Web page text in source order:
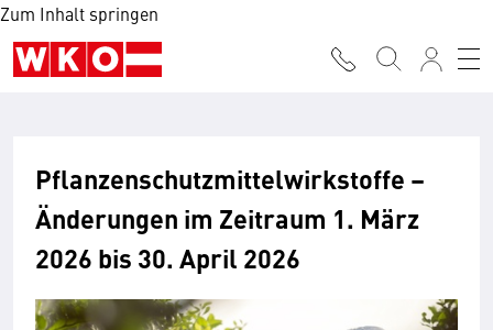
Zum Inhalt springen
Pflanzenschutzmittelwirkstoffe –
Änderungen im Zeitraum 1. März
2026 bis 30. April 2026